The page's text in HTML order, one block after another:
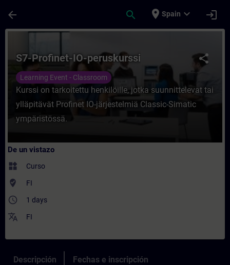
arrow_back search place Spain expand_more login
Curso - S7-Profinet-IO-peruskurssi -
share
S7-Profinet-IO-peruskurssi
Learning Event - Classroom
Kurssi on tarkoitettu henkilöille, jotka suunnittelevat tai
ylläpitävät Profinet IO-järjestelmiä Classic-Simatic
ympäristössä.
De un vistazo
widgets Curso
where_to_vote FI
access_time 1 days
translate FI
Descripción Fechas e inscripción